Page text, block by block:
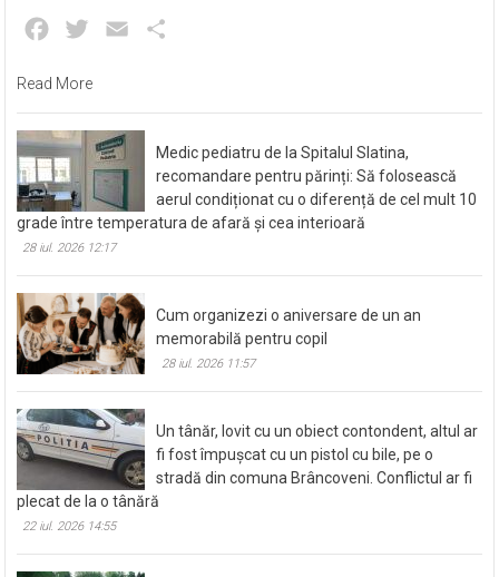
Facebook
Twitter Email
Read More
Medic pediatru de la Spitalul Slatina,
recomandare pentru părinți: Să folosească
aerul condiționat cu o diferență de cel mult 10
grade între temperatura de afară și cea interioară
28 iul. 2026 12:17
Cum organizezi o aniversare de un an
memorabilă pentru copil
28 iul. 2026 11:57
Un tânăr, lovit cu un obiect contondent, altul ar
fi fost împușcat cu un pistol cu bile, pe o
stradă din comuna Brâncoveni. Conflictul ar fi
plecat de la o tânără
22 iul. 2026 14:55